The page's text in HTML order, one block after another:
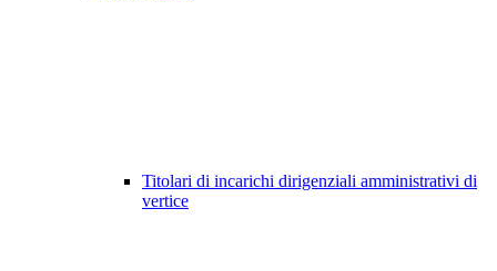
Titolari di incarichi dirigenziali amministrativi di
vertice